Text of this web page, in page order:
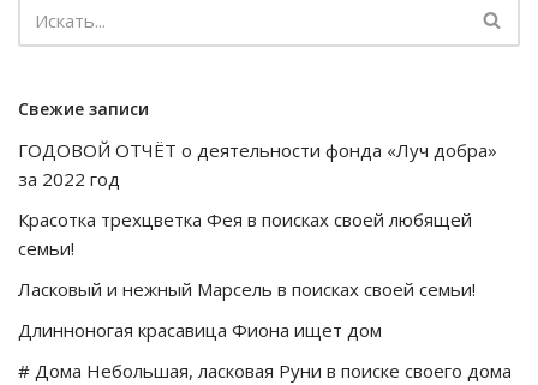
Свежие записи
ГОДОВОЙ ОТЧЁТ о деятельности фонда «Луч добра»
за 2022 год
Красотка трехцветка Фея в поисках своей любящей
семьи!
Ласковый и нежный Марсель в поисках своей семьи!
Длинноногая красавица Фиона ищет дом
# Дома Небольшая, ласковая Руни в поиске своего дома